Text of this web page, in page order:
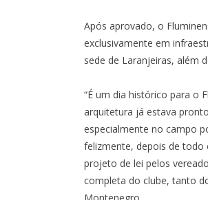
Após aprovado, o
exclusivamente em
sede de Laranjeiras, além
“É um dia histórico para o
arquitetura já estava
especialmente no campo
felizmente, depois de todo
projeto de lei pelos
completa do clube, tanto